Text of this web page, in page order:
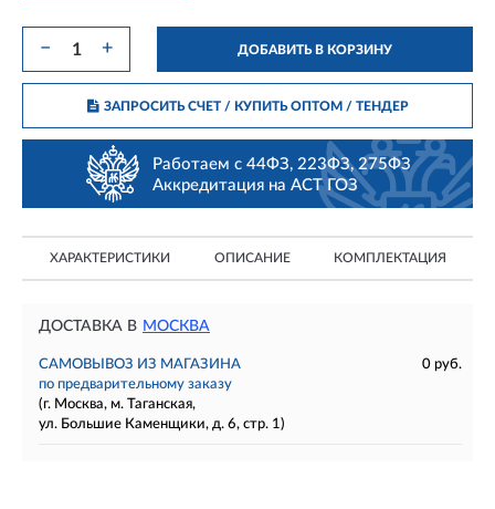
− + ДОБАВИТЬ В КОРЗИНУ
ЗАПРОСИТЬ СЧЕТ / КУПИТЬ ОПТОМ/ ТЕНДЕР
Работаем с 44ФЗ, 223ФЗ, 275ФЗ
Аккредитация на АСТ ГОЗ
ХАРАКТЕРИСТИКИ ОПИСАНИЕ КОМПЛЕКТАЦИЯ
ДОСТАВКА В МОСКВА
САМОВЫВОЗ ИЗ МАГАЗИНА
0 руб.
по предварительному заказу
(г. Москва, м. Таганская,
ул. Большие Каменщики, д. 6, стр. 1)